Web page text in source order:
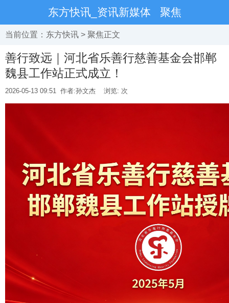
东方快讯_资讯新媒体 聚焦
当前位置： 东方快讯 > 聚焦正文
善行致远｜河北省乐善行慈善基金会邯郸
魏县工作站正式成立！
2026-05-13 09:51 作者:孙文杰 浏览: 次